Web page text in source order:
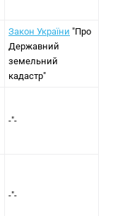
Закон України "Про
Державний
земельний
кадастр"
-"-
-"-